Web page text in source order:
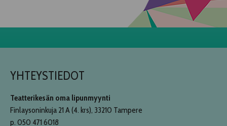
YHTEYSTIEDOT
Teatterikesän oma lipunmyynti
Finlaysoninkuja 21 A (4. krs), 33210 Tampere
p. 050 471 6018